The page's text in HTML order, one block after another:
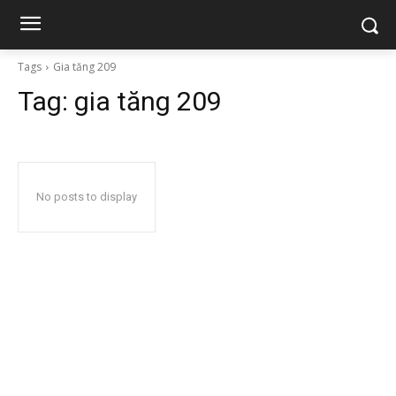
Tags Gia tăng 209
Tag: gia tăng 209
No posts to display